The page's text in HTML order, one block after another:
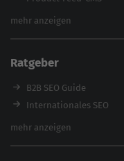
Website Analyse
Backlink-Check
Ladezeiten-Check
Brand Protection Tool
Website SEO Check
mehr anzeigen
Ratgeber
B2B SEO Guide
Internationales SEO
eCommerce SEO
mehr anzeigen